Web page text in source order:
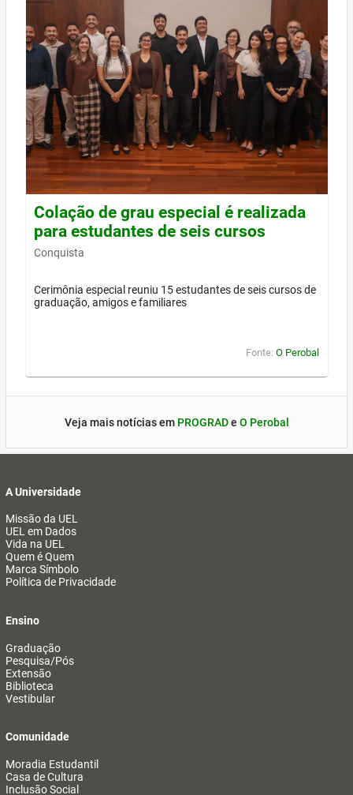
Colação de grau especial é realizada
para estudantes de seis cursos
Conquista
Cerimônia especial reuniu 15 estudantes de seis cursos de
graduação, amigos e familiares
Fonte: O Perobal
Veja mais notícias em PROGRADe O Perobal
A Universidade
Missão da UEL
UEL em Dados
Vida na UEL
Quem é Quem
Marca Símbolo
Política de Privacidade
Ensino
Graduação
Pesquisa/Pós
Extensão
Biblioteca
Vestibular
Comunidade
Moradia Estudantil
Casa de Cultura
Inclusão Social